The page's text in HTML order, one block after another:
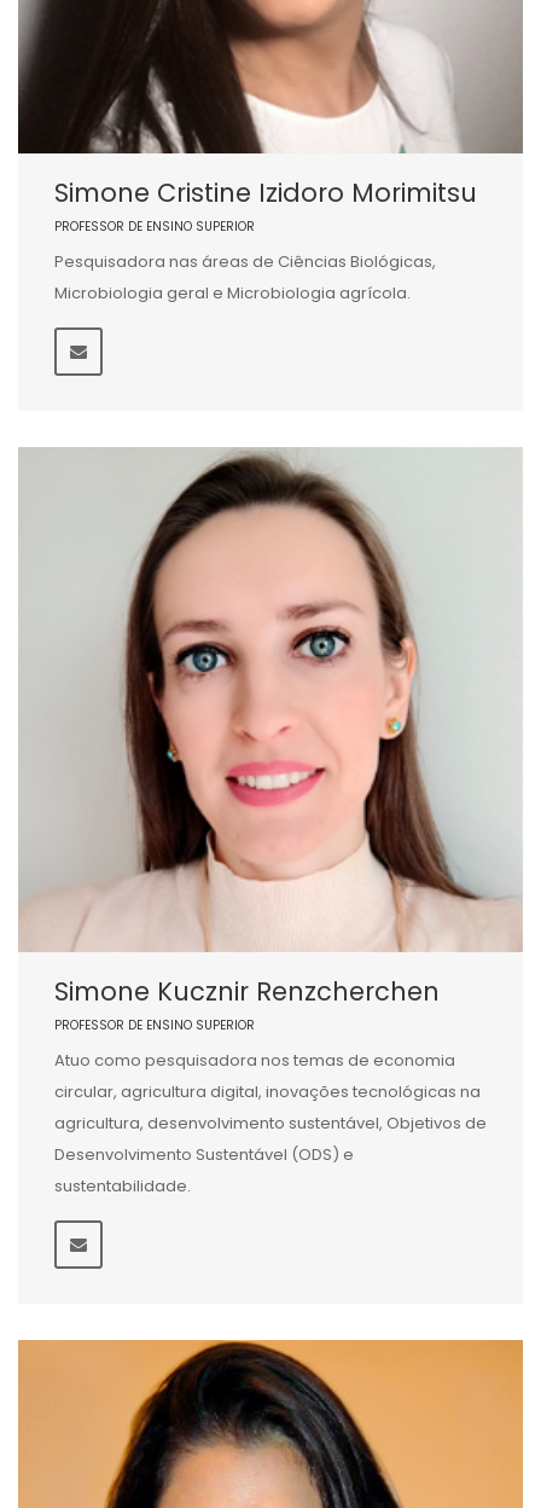
Simone Cristine Izidoro Morimitsu
PROFESSOR DE ENSINO SUPERIOR
Pesquisadora nas áreas de Ciências Biológicas,
Microbiologia geral e Microbiologia agrícola.
Simone Kucznir Renzcherchen
PROFESSOR DE ENSINO SUPERIOR
Atuo como pesquisadora nos temas de economia
circular, agricultura digital, inovações tecnológicas na
agricultura, desenvolvimento sustentável, Objetivos de
Desenvolvimento Sustentável (ODS) e
sustentabilidade.